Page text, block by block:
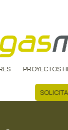
PROYECTOS